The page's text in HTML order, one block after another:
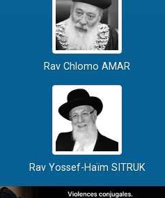
Rav Chlomo AMAR
Rav Yossef-Haïm SITRUK